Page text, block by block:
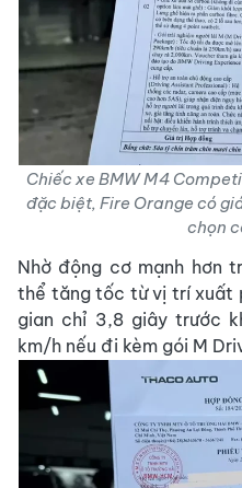
Chiếc xe BMW M4
đặc biệt, Fire Orange có
chọn
Nhờ động cơ mạnh hơn
thể tăng tốc từ vị trí xuất
gian chỉ 3,8 giây trước
km/h nếu đi kèm gói M